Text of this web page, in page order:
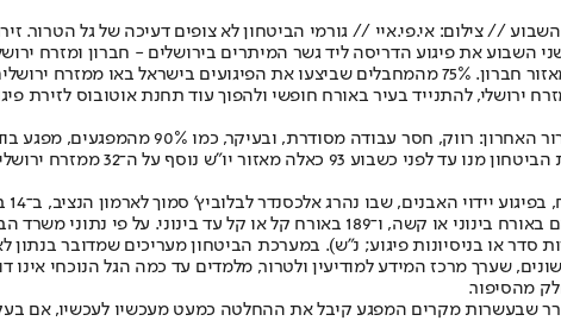
// צילום: אי.פי.איי // גורמי הביטחון לא צופים דעיכה של גל הטרור.
חאסונה (21), המחבל שביצע ביום שני השבוע את פיגוע הדריסה ליד גשר המיתרים
הטרור הנוכחי: 60% מהמחבלים שביצעו פיגועים בשטחי יהודה ושומרון באו מאזור חברון. 75%
גם פרטי הפרופיל הנוספים של חאסונה דומים
ממזרח ירושלים, ועוד שלושה ערבים אזרחי ישראל.
אריתריאי ואזרח פלשתיני שנקלעו לזירת הפיגועים. 260 בני אדם נפצעו: 71 מהם באורח
שערך מרכז המידע למודיעין ולטרור, מלמדים עד כמה הגל הנוכחי
מהסיפור.
מקרים המפגע קיבל את ההחלטה כמעט מעכשיו לעכשיו, אם